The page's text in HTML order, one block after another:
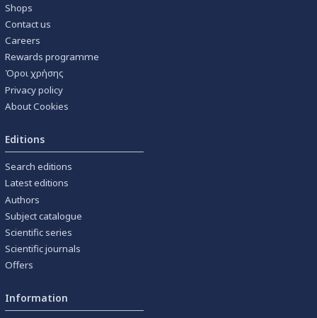
Shops
Contact us
Careers
Rewards programme
Όροι χρήσης
Privacy policy
About Cookies
Editions
Search editions
Latest editions
Authors
Subject catalogue
Scientific series
Scientific journals
Offers
Information